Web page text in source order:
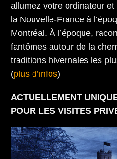
allumez votre ordinateur
la Nouvelle-France à
Montréal. À l’époque,
fantômes autour de la
traditions hivernales les
(plus d’infos)
ACTUELLEMENT
POUR LES VISITES